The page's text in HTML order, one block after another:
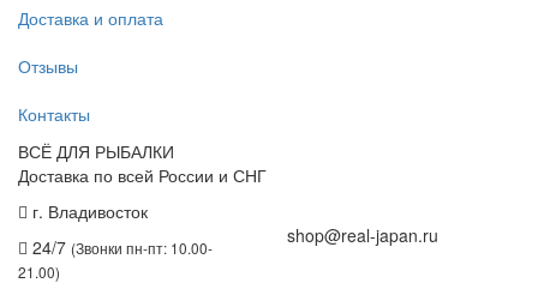
Доставка и оплата
Отзывы
Контакты
ВСЁ ДЛЯ РЫБАЛКИ
Доставка по всей России и СНГ
г. Владивосток
24/7 (Звонки пн-пт: 10.00-
21.00)
shop@real-japan.ru